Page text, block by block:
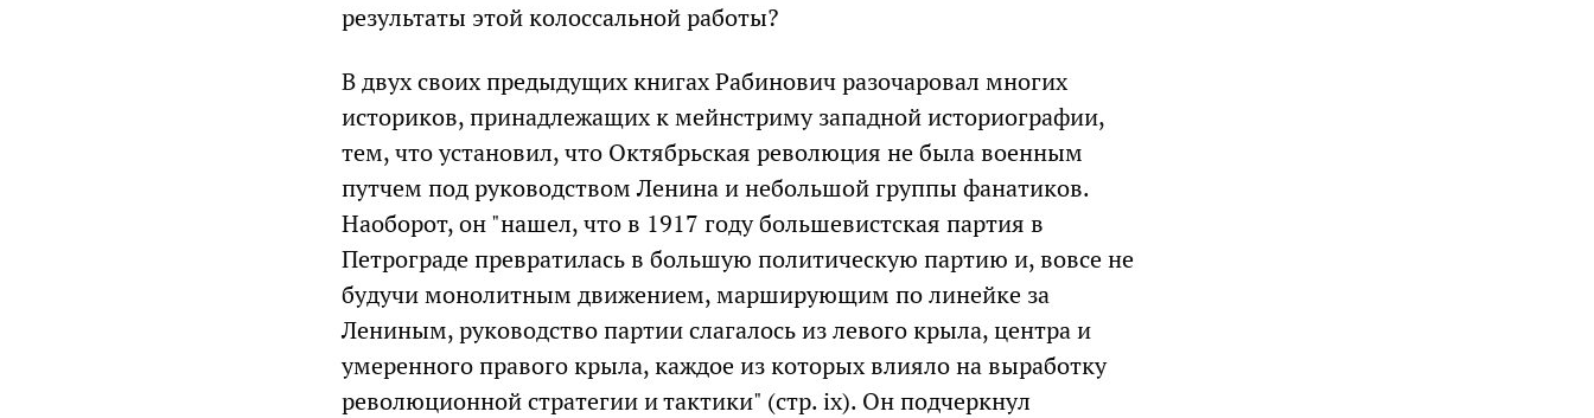
результаты этой колоссальной работы?
В двух своих предыдущих книгах Рабинович разочаровал многих
историков, принадлежащих к мейнстриму западной историографии,
тем, что установил, что Октябрьская революция не была военным
путчем под руководством Ленина и небольшой группы фанатиков.
Наоборот, он "нашел, что в 1917 году большевистская партия в
Петрограде превратилась в большую политическую партию и, вовсе не
будучи монолитным движением, марширующим по линейке за
Лениным, руководство партии слагалось из левого крыла, центра и
умеренного правого крыла, каждое из которых влияло на выработку
революционной стратегии и тактики" (стр. ix). Он подчеркнул